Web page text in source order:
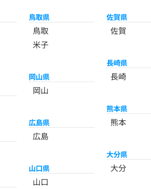
鳥取県
鳥取
米子
岡山県
岡山
広島県
広島
山口県
山口
佐賀県
佐賀
長崎県
長崎
熊本県
熊本
大分県
大分